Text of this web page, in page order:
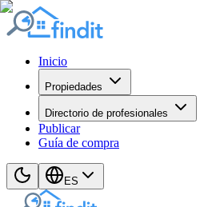
Inicio
Propiedades
Directorio de profesionales
Publicar
Guía de compra
ES